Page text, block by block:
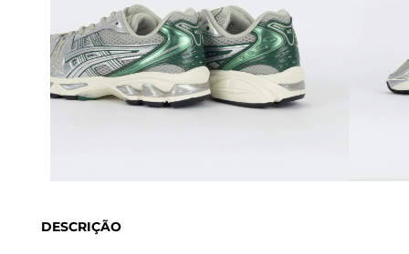
DESCRIÇÃO